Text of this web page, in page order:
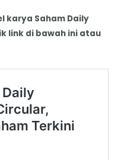
karya Saham Daily
link di bawah ini atau